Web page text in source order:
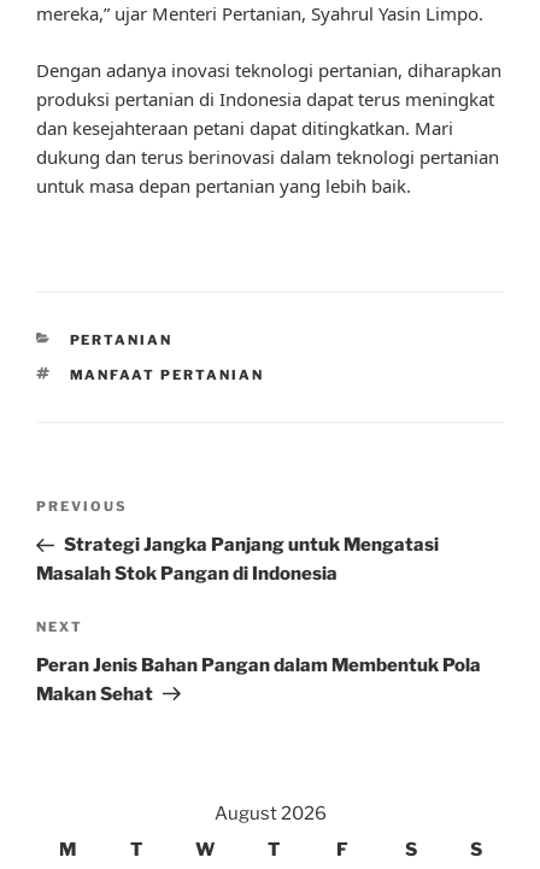
mereka,” ujar Menteri Pertanian, Syahrul Yasin Limpo.
Dengan adanya inovasi teknologi pertanian, diharapkan
produksi pertanian di Indonesia dapat terus meningkat
dan kesejahteraan petani dapat ditingkatkan. Mari
dukung dan terus berinovasi dalam teknologi pertanian
untuk masa depan pertanian yang lebih baik.
CATEGORIES
PERTANIAN
TAGS
MANFAAT PERTANIAN
Previous
Post
PREVIOUS
Strategi Jangka Panjang untuk Mengatasi
Masalah Stok Pangan di Indonesia
Next
Post
NEXT
Peran Jenis Bahan Pangan dalam Membentuk Pola
Makan Sehat
August 2026
M
T W T F S S